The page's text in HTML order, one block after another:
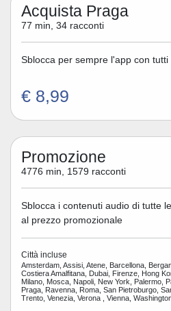
Acquista Praga
77 min, 34 racconti
Sblocca per sempre l'app con
€ 8,99
Promozione
4776 min, 1579 racconti
Sblocca i contenuti audio di tutte
al prezzo promozionale
Città incluse
Amsterdam, Assisi, Atene, Barcellona,
Costiera Amalfitana, Dubai, Firenze, Hong
Milano, Mosca, Napoli, New York, Palermo,
Praga, Ravenna, Roma, San Pietroburgo,
Trento, Venezia, Verona , Vienna,